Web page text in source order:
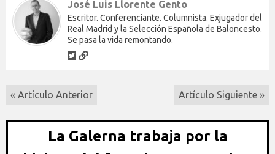
José Luis Llorente Gento
Escritor. Conferenciante. Columnista. Exjugador del
Real Madrid y la Selección Española de Baloncesto.
Se pasa la vida remontando.
« Artículo Anterior Artículo Siguiente »
La Galerna trabaja por la